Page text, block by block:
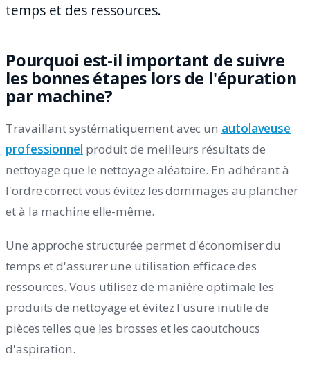
temps et des ressources.
Pourquoi est-il important de suivre
les bonnes étapes lors de l'épuration
par machine?
Travaillant systématiquement avec un autolaveuse
professionnel produit de meilleurs résultats de
nettoyage que le nettoyage aléatoire. En adhérant à
l'ordre correct vous évitez les dommages au plancher
et à la machine elle-même.
Une approche structurée permet d'économiser du
temps et d'assurer une utilisation efficace des
ressources. Vous utilisez de manière optimale les
produits de nettoyage et évitez l'usure inutile de
pièces telles que les brosses et les caoutchoucs
d'aspiration.